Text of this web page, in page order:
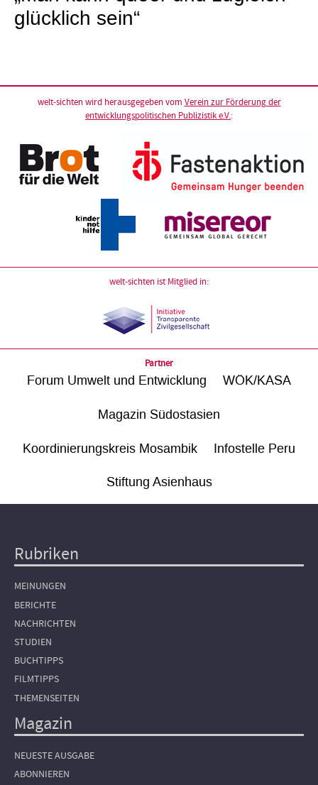
glücklich sein“
welt-sichten wird herausgegeben vom Verein zur Förderung der
entwicklungspolitischen Publizistik e.V.:
welt-sichten ist Mitglied in:
Partner
Forum Umwelt und Entwicklung WÖK/KASA
Magazin Südostasien
Koordinierungskreis Mosambik Infostelle Peru
Stiftung Asienhaus
Hauptnavigation
Rubriken
MEINUNGEN
BERICHTE
NACHRICHTEN
STUDIEN
BUCHTIPPS
FILMTIPPS
THEMENSEITEN
Magazin
NEUESTE AUSGABE
ABONNIEREN